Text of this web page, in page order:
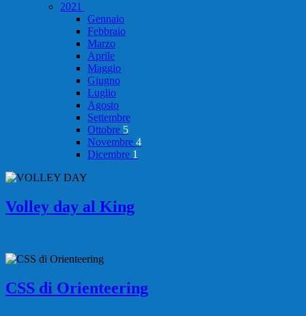
2021
Gennaio
Febbraio
Marzo
Aprile
Maggio
Giugno
Luglio
Agosto
Settembre
Ottobre 5
Novembre 4
Dicembre 1
Volley day al King
CSS di Orienteering